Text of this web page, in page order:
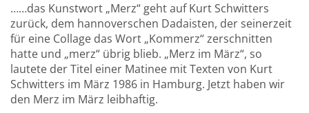
……das Kunstwort „Merz“ geht auf Kurt Schwitters
zurück, dem hannoverschen Dadaisten, der seinerzeit
für eine Collage das Wort „Kommerz“ zerschnitten
hatte und „merz“ übrig blieb. „Merz im März“, so
lautete der Titel einer Matinee mit Texten von Kurt
Schwitters im März 1986 in Hamburg. Jetzt haben wir
den Merz im März leibhaftig.